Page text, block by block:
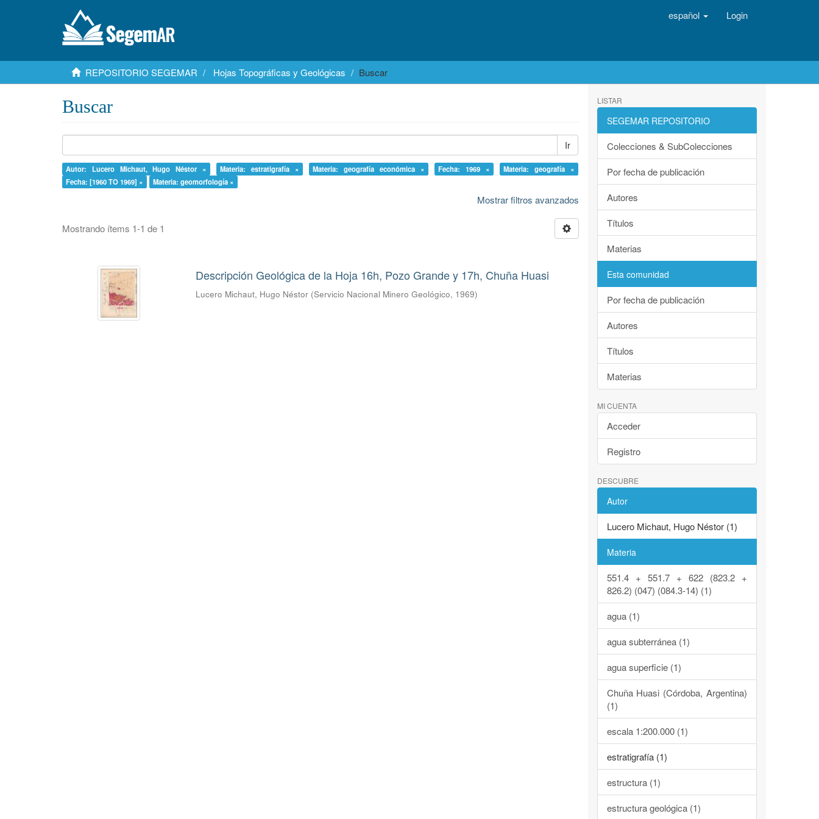
español Login
REPOSITORIO SEGEMAR Hojas Topográficas y Geológicas Buscar
Buscar
Ir
Autor: Lucero Michaut, Hugo Néstor × Materia: estratigrafía × Materia: geografía económica × Fecha: 1969 ×
Materia: geografía ×
Fecha: [1960 TO 1969] ×
Materia: geomorfología ×
Mostrar filtros avanzados
Mostrando ítems 1-1 de 1
Descripción Geológica de la Hoja 16h, Pozo Grande y 17h, Chuña Huasi
Lucero Michaut, Hugo Néstor (Servicio Nacional Minero Geológico, 1969)
LISTAR
SEGEMAR REPOSITORIO
Colecciones & SubColecciones
Por fecha de publicación
Autores
Títulos
Materias
Esta comunidad
Por fecha de publicación
Autores
Títulos
Materias
MI CUENTA
Acceder
Registro
DESCUBRE
Autor
Lucero Michaut, Hugo Néstor (1)
Materia
551.4 + 551.7 + 622 (823.2 +
826.2) (047) (084.3-14) (1)
agua (1)
agua subterránea (1)
agua superficie (1)
Chuña Huasi (Córdoba, Argentina)
(1)
escala 1:200.000 (1)
estratigrafía (1)
estructura (1)
estructura geológica (1)